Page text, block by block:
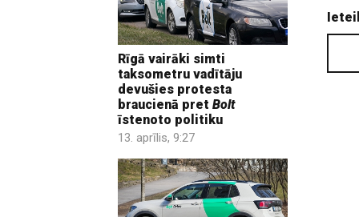
Rīgā vairāki simti
taksometru vadītāju
devušies protesta
braucienā pret Bolt
īstenoto politiku
13. aprīlis, 9:27